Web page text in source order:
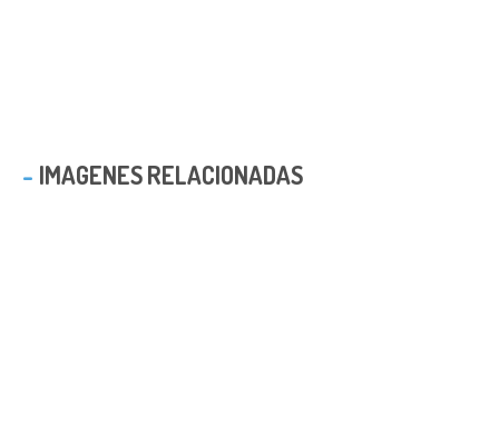
IMAGENES RELACIONADAS